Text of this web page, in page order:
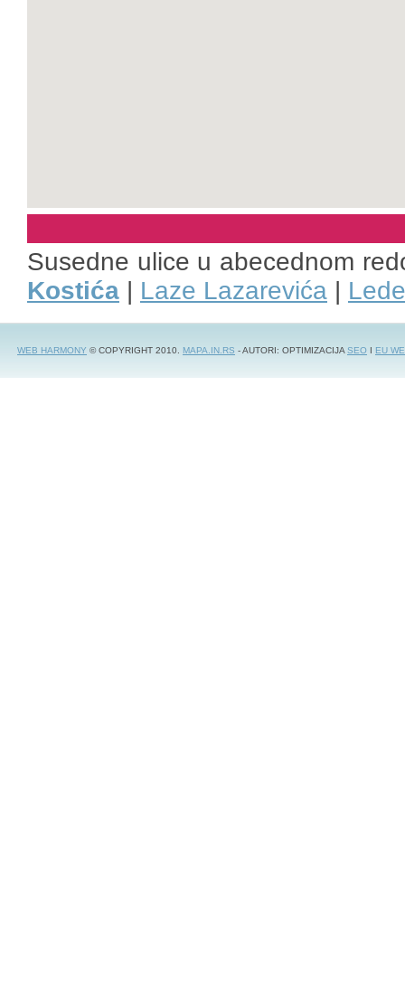
Susedne ulice u abecednom
Kostića | Laze Lazarevića |
WEB HARMONY © COPYRIGHT 2010. MAPA.IN.RS - AUTORI: OPTIMIZACIJASEO I EU